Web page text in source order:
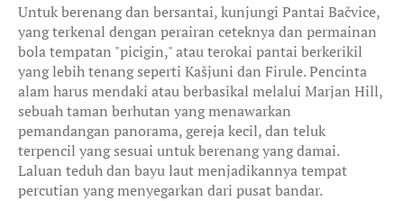
Untuk berenang dan bersantai, kunjungi Pantai Bačvice,
yang terkenal dengan perairan ceteknya dan permainan
bola tempatan "picigin," atau terokai pantai berkerikil
yang lebih tenang seperti Kašjuni dan Firule. Pencinta
alam harus mendaki atau berbasikal melalui Marjan Hill,
sebuah taman berhutan yang menawarkan
pemandangan panorama, gereja kecil, dan teluk
terpencil yang sesuai untuk berenang yang damai.
Laluan teduh dan bayu laut menjadikannya tempat
percutian yang menyegarkan dari pusat bandar.